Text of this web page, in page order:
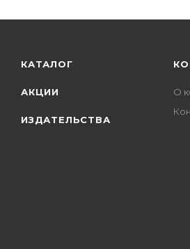
КАТАЛОГ
АКЦИИ
ИЗДАТЕЛЬСТВА
О